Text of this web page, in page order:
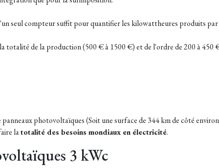
seul compteur suffit pour quantifier les kilowattheures produits par
totalité de la production (500 € à 1500 €) et de l'ordre de 200 à 450
photovoltaïques (Soit une surface de 344 km de côté
latotalité des besoins mondiaux en électricité.
3 kWc